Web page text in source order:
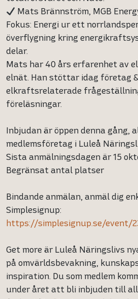
Mats Brännström, MGB
Fokus: Energi ur ett
överflygning kring
delar.
Mats har 40 års erfarenhet av
elnät. Han stöttar idag företag
elkraftsrelaterade
föreläsningar.
Inbjudan är öppen denna gång,
medlemsföretag i Luleå
Sista anmälningsdagen är 15
Begränsat antal platser
Bindande anmälan, anmäl dig
Simplesignup:
https://simplesignup.se/event/
Get more är Luleå Näringslivs
på omvärldsbevakning,
inspiration. Du som medlem
under året att bli inbjuden till